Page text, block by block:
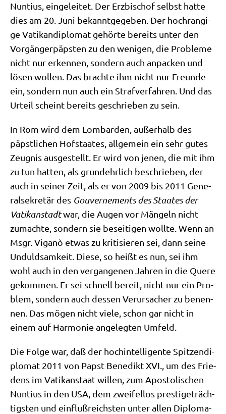
Nun­ti­us, ein­ge­lei­tet. Der Erz­bi­schof selbst hat­te
dies am 20. Juni bekannt­ge­ge­ben. Der hoch­ran­gi­
ge Vati­kan­di­plo­mat gehör­te bereits unter den
Vor­gän­ger­päp­sten zu den weni­gen, die Pro­ble­me
nicht nur erken­nen, son­dern auch anpacken und
lösen wol­len. Das brach­te ihm nicht nur Freun­de
ein, son­dern nun auch ein Straf­ver­fah­ren. Und das
Urteil scheint bereits geschrie­ben zu sein.
In Rom wird dem Lom­bar­den, außer­halb des
päpst­li­chen Hof­staa­tes, all­ge­mein ein sehr gutes
Zeug­nis aus­ge­stellt. Er wird von jenen, die mit ihm
zu tun hat­ten, als grund­ehr­lich beschrie­ben, der
auch in sei­ner Zeit, als er von 2009 bis 2011 Gene­
ral­se­kre­tär des Gou­ver­ne­ments des Staa­tes der
Vati­kan­stadtwar, die Augen vor Män­geln nicht
zumach­te, son­dern sie besei­ti­gen woll­te. Wenn an
Msgr. Viganò etwas zu kri­ti­sie­ren sei, dann sei­ne
Unduld­sam­keit. Die­se, so heißt es nun, sei ihm
wohl auch in den ver­gan­ge­nen Jah­ren in die Que­re
gekom­men. Er sei schnell bereit, nicht nur ein Pro­
blem, son­dern auch des­sen Ver­ur­sa­cher zu benen­
nen. Das mögen nicht vie­le, schon gar nicht in
einem auf Har­mo­nie ange­leg­ten Umfeld.
Die Fol­ge war, daß der hoch­in­tel­li­gen­te Spit­zen­di­
plo­mat 2011 von Papst Bene­dikt XVI., um des Frie­
dens im Vati­kan­staat wil­len, zum Apo­sto­li­schen
Nun­ti­us in den USA, dem zwei­fel­los pre­sti­ge­träch­
tig­sten und ein­fluß­reich­sten unter allen Diplo­ma­